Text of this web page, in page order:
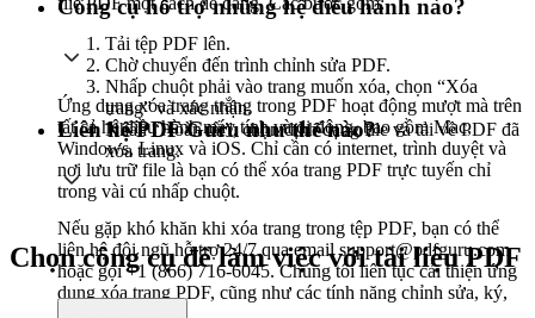
Tải tệp PDF lên.
Chờ chuyển đến trình chỉnh sửa PDF.
Nhấp chuột phải vào trang muốn xóa, chọn “Xóa
trang” và xác nhận.
Nhấn “Hoàn tất”, chọn định dạng file và tải về PDF đã
xóa trang.
Công cụ hỗ trợ những hệ điều hành nào?
Ứng dụng xóa trang trắng trong PDF hoạt động mượt mà trên
tất cả hệ điều hành máy tính và di động, bao gồm Mac,
Windows, Linux và iOS. Chỉ cần có internet, trình duyệt và
nơi lưu trữ file là bạn có thể xóa trang PDF trực tuyến chỉ
trong vài cú nhấp chuột.
Liên hệ PDF Guru như thế nào?
Nếu gặp khó khăn khi xóa trang trong tệp PDF, bạn có thể
liên hệ đội ngũ hỗ trợ 24/7 qua email support@pdfguru.com
hoặc gọi +1 (866) 716-6045. Chúng tôi liên tục cải thiện ứng
dụng xóa trang PDF, cũng như các tính năng chỉnh sửa, ký,
Chọn công cụ để làm việc với tài liệu PDF